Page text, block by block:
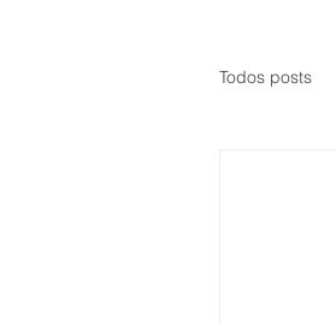
Todos posts